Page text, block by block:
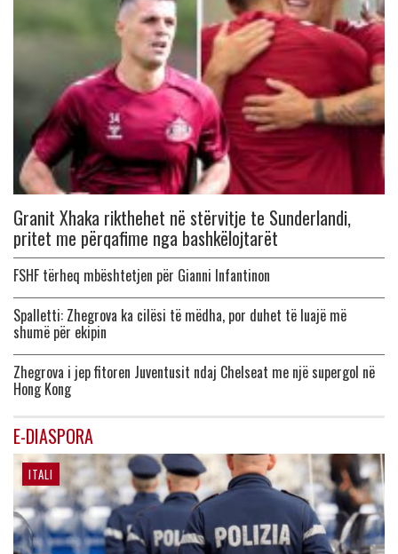
Granit Xhaka rikthehet në stërvitje te Sunderlandi,
pritet me përqafime nga bashkëlojtarët
FSHF tërheq mbështetjen për Gianni Infantinon
Spalletti: Zhegrova ka cilësi të mëdha, por duhet të luajë më
shumë për ekipin
Zhegrova i jep fitoren Juventusit ndaj Chelseat me një supergol në
Hong Kong
E-DIASPORA
ITALI